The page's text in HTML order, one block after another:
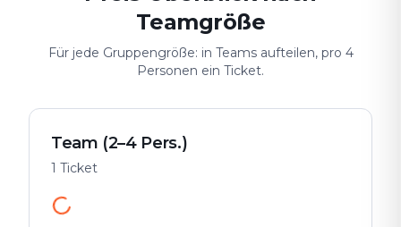
Teamgröße
Für jede Gruppengröße: in Teams aufteilen, pro 4
Personen ein Ticket.
Team (2–4 Pers.)
1 Ticket